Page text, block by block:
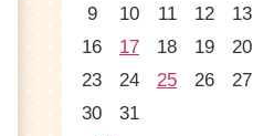
9
10 11 12 13
16
17 18 19 20
23
24 25 26 27
30
31